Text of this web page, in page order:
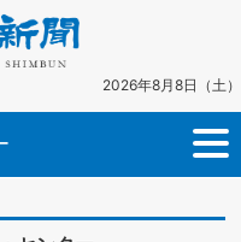
2026年8月8日（土）